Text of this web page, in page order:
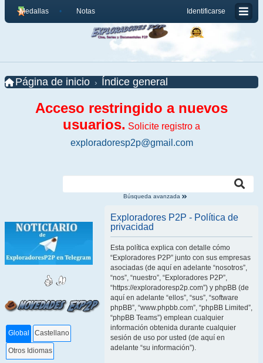
Identificarse
Medallas Notas
Página de inicio Índice general
Acceso restringido a nuevos
usuarios. Solicite registro a
exploradoresp2p@gmail.com
Búsqueda avanzada
Global Castellano
Otros Idiomas
Exploradores P2P - Política de
privacidad
Esta política explica con detalle cómo
“Exploradores P2P” junto con sus empresas
asociadas (de aquí en adelante “nosotros”,
“nos”, “nuestro”, “Exploradores P2P”,
“https://exploradoresp2p.com”) y phpBB (de
aquí en adelante “ellos”, “sus”, “software
phpBB”, “www.phpbb.com”, “phpBB Limited”,
“phpBB Teams”) emplean cualquier
información obtenida durante cualquier
sesión de uso por usted (de aquí en
adelante “su información”).